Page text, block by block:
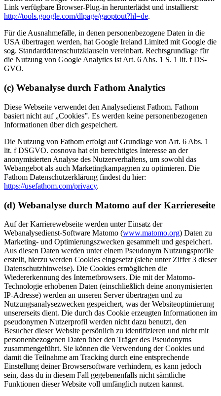
Link verfügbare Browser-Plug-in herunterlädst und installierst:
http://tools.google.com/dlpage/gaoptout?hl=de.
Für die Ausnahmefälle, in denen personenbezogene Daten in die
USA übertragen werden, hat Google Ireland Limited mit Google die
sog. Standarddatenschutzklauseln vereinbart. Rechtsgrundlage für
die Nutzung von Google Analytics ist Art. 6 Abs. 1 S. 1 lit. f DS-
GVO.
(c) Webanalyse durch Fathom Analytics
Diese Webseite verwendet den Analysedienst Fathom. Fathom
basiert nicht auf „Cookies”. Es werden keine personenbezogenen
Informationen über dich gespeichert.
Die Nutzung von Fathom erfolgt auf Grundlage von Art. 6 Abs. 1
lit. f DSGVO. cosnova hat ein berechtigtes Interesse an der
anonymisierten Analyse des Nutzerverhaltens, um sowohl das
Webangebot als auch Marketingkampagnen zu optimieren. Die
Fathom Datenschutzerklärung findest du hier:
https://usefathom.com/privacy.
(d) Webanalyse durch Matomo auf der Karriereseite
Auf der Karrierewebseite werden unter Einsatz der
Webanalysedienst-Software Matomo (www.matomo.org) Daten zu
Marketing- und Optimierungszwecken gesammelt und gespeichert.
Aus diesen Daten werden unter einem Pseudonym Nutzungsprofile
erstellt, hierzu werden Cookies eingesetzt (siehe unter Ziffer 3 dieser
Datenschutzhinweise). Die Cookies ermöglichen die
Wiedererkennung des Internetbrowsers. Die mit der Matomo-
Technologie erhobenen Daten (einschließlich deine anonymisierten
IP-Adresse) werden an unseren Server übertragen und zu
Nutzungsanalysezwecken gespeichert, was der Websiteoptimierung
unsererseits dient. Die durch das Cookie erzeugten Informationen im
pseudonymen Nutzerprofil werden nicht dazu benutzt, den
Besucher dieser Website persönlich zu identifizieren und nicht mit
personenbezogenen Daten über den Träger des Pseudonyms
zusammengeführt. Sie können die Verwendung der Cookies und
damit die Teilnahme am Tracking durch eine entsprechende
Einstellung deiner Browsersoftware verhindern, es kann jedoch
sein, dass du in diesem Fall gegebenenfalls nicht sämtliche
Funktionen dieser Website voll umfänglich nutzen kannst.